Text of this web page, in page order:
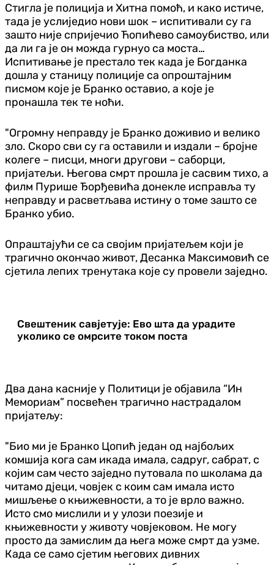
Стигла је полиција и Хитна помоћ, и како истиче,
тада је услиједио нови шок – испитивали су га
зашто није спријечио Ћопићево самоубиство, или
да ли га је он можда гурнуо са моста…
Испитивање је престало тек када је Богданка
дошла у станицу полиције са опроштајним
писмом које је Бранко оставио, а које је
пронашла тек те ноћи.
"Огромну неправду је Бранко доживио и велико
зло. Скоро сви су га оставили и издали – бројне
колеге – писци, многи другови – саборци,
пријатељи. Његова смрт прошла је сасвим тихо, а
филм Пурише Ђорђевића донекле исправља ту
неправду и расветљава истину о томе зашто се
Бранко убио.
Опраштајући се са својим пријатељем који је
трагично окончао живот, Десанка Максимовић се
сјетила лепих тренутака које су провели заједно.
Свештеник савјетује: Ево шта да урадите
уколико се омрсите током поста
Два дана касније у Политици је објавила “Ин
Мемориам” посвећен трагично настрадалом
пријатељу:
"Био ми је Бранко Цопић један од најбољих
комшија кога сам икада имала, садруг, сабрат, с
којим сам често заједно путовала по школама да
читамо дјеци, човјек с коим сам имала исто
мишљење о књижевности, а то је врло важно.
Исто смо мислили и у улози поезије и
књижевности у животу човјековом. Не могу
просто да замислим да њега може смрт да узме.
Када се само сјетим његових дивних